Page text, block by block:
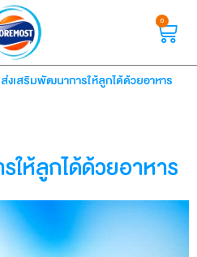
0
ส่งเสริมพัฒนาการให้ลูกได้ด้วยอาหาร
ห้ลูกได้ด้วยอาหาร